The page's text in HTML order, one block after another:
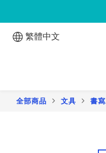
繁體中文
全部商品 文具 書